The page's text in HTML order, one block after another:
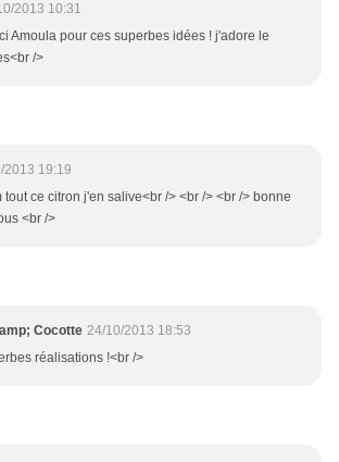
2013 10:31
Amoula pour ces superbes idées ! j'adore le
/>
2013 19:19
tout ce citron j'en salive<br /> <br /> <br /> bonne
<br />
Cocotte 24/10/2013 18:53
réalisations !<br />